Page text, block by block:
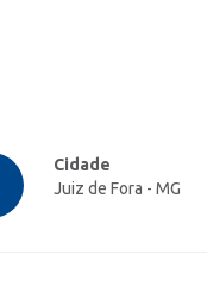
Cidade
Juiz de Fora - MG